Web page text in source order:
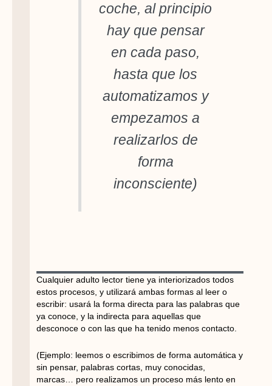
coche, al principio
hay que pensar
en cada paso,
hasta que los
automatizamos y
empezamos a
realizarlos de
forma
inconsciente)
Cualquier adulto lector tiene ya interiorizados todos
estos procesos, y utilizará ambas formas al leer o
escribir: usará la forma directa para las palabras que
ya conoce, y la indirecta para aquellas que
desconoce o con las que ha tenido menos contacto.
(Ejemplo: leemos o escribimos de forma automática y
sin pensar, palabras cortas, muy conocidas,
marcas… pero realizamos un proceso más lento en